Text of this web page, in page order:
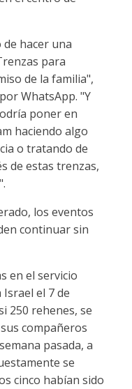
hacer una
para
de la familia",
WhatsApp. "Y
poner en
haciendo algo
o tratando de
de estas trenzas,
los eventos
continuar sin
en el servicio
el 7 de
250 rehenes, se
compañeros
pasada, a
se
cinco habían sido